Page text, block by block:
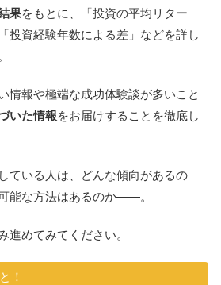
果をもとに、「投資の平均リター
投資経験年数による差」などを詳し
情報や極端な成功体験談が多いこと
いた情報をお届けすることを徹底し
ている人は、どんな傾向があるの
能な方法はあるのか――。
進めてみてください。
！